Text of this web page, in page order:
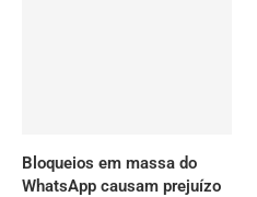
Bloqueios em massa do
WhatsApp causam prejuízo